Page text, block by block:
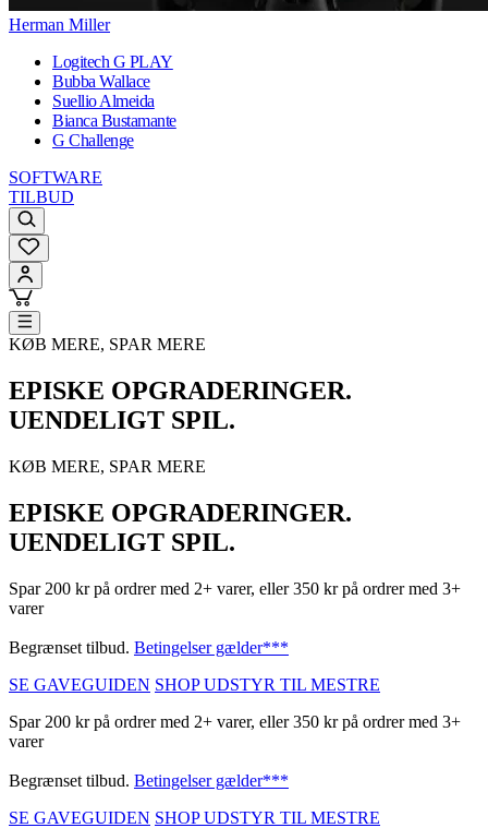
Herman Miller
Logitech G PLAY
Bubba Wallace
Suellio Almeida
Bianca Bustamante
G Challenge
SOFTWARE
TILBUD
KØB MERE, SPAR MERE
EPISKE OPGRADERINGER.
UENDELIGT SPIL.
KØB MERE, SPAR MERE
EPISKE OPGRADERINGER.
UENDELIGT SPIL.
Spar 200 kr på ordrer med 2+ varer, eller 350 kr på ordrer med 3+
varer
Begrænset tilbud. Betingelser gælder***
SE GAVEGUIDEN SHOP UDSTYR TIL MESTRE
Spar 200 kr på ordrer med 2+ varer, eller 350 kr på ordrer med 3+
varer
Begrænset tilbud. Betingelser gælder***
SE GAVEGUIDEN SHOP UDSTYR TIL MESTRE